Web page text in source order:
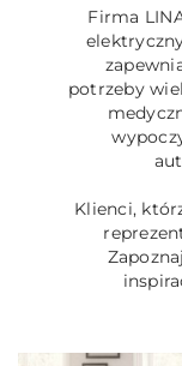
Firma
potrzeby
Klienci,